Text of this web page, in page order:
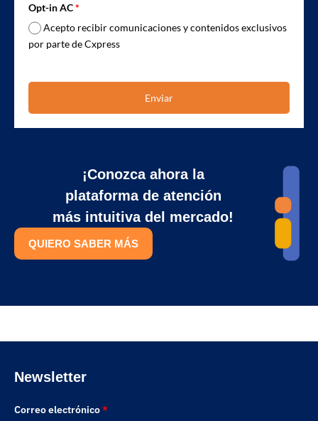
Opt-in AC*
Acepto recibir comunicaciones y contenidos exclusivos
por parte de Cxpress
Enviar
¡Conozca ahora la
plataforma de atención
más intuitiva del mercado!
QUIERO SABER MÁS
Newsletter
Correo electrónico*